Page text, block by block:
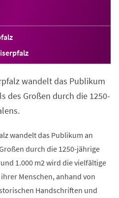
wandelt das Publikum
des Großen durch die 1250-
wandelt das Publikum an
durch die 1250-jährige
1.000 m2 wird die vielfältige
Menschen, anhand von
Handschriften und